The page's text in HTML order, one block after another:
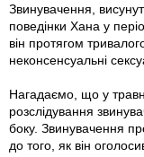
Звинувачення,
поведінки Хана у
він протягом
неконсенсуальні
Нагадаємо, що у
розслідування
боку. Звинувачення
до того, як він